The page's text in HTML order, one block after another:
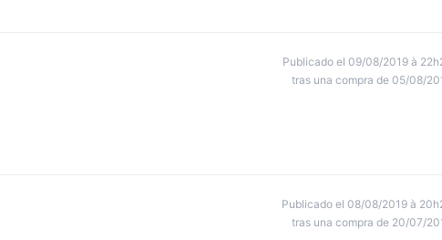
Publicado el 09/08/2019 à
tras una compra de 05/08/
Publicado el 08/08/2019 à
tras una compra de 20/07/